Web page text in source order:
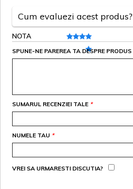
Cum evaluezi acest produs?
NOTA
SPUNE-NE PAREREA TA DESPRE PRODUS
*
SUMARUL RECENZIEI TALE
*
NUMELE TAU
VREI SA URMARESTI DISCUTIA?